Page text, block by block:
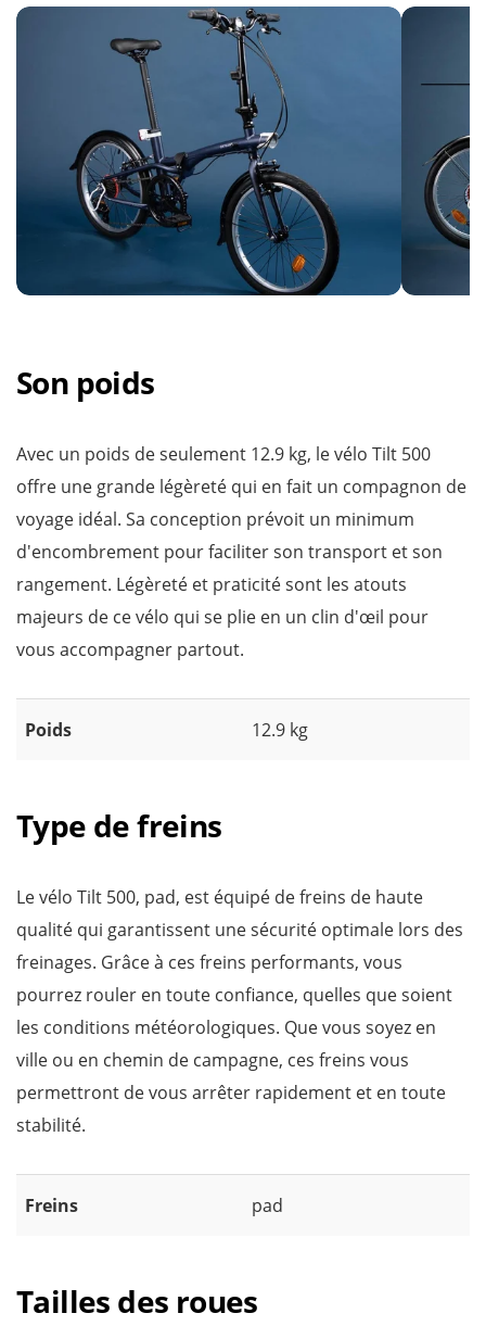
Son poids
Avec un poids de seulement 12.9 kg, le vélo Tilt 500
offre une grande légèreté qui en fait un compagnon de
voyage idéal. Sa conception prévoit un minimum
d'encombrement pour faciliter son transport et son
rangement. Légèreté et praticité sont les atouts
majeurs de ce vélo qui se plie en un clin d'œil pour
vous accompagner partout.
Poids 12.9 kg
Type de freins
Le vélo Tilt 500, pad, est équipé de freins de haute
qualité qui garantissent une sécurité optimale lors des
freinages. Grâce à ces freins performants, vous
pourrez rouler en toute confiance, quelles que soient
les conditions météorologiques. Que vous soyez en
ville ou en chemin de campagne, ces freins vous
permettront de vous arrêter rapidement et en toute
stabilité.
Freins pad
Tailles des roues